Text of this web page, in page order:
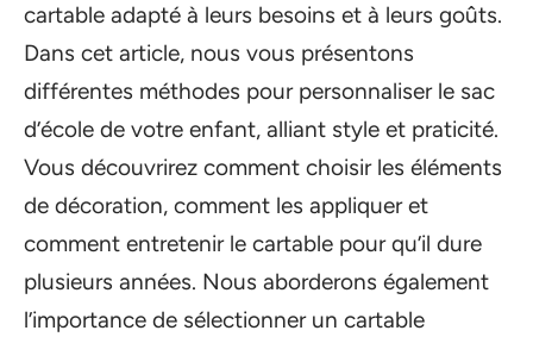
cartable adapté à leurs besoins et à leurs goûts.
Dans cet article, nous vous présentons
différentes méthodes pour personnaliser le sac
d’école de votre enfant, alliant style et praticité.
Vous découvrirez comment choisir les éléments
de décoration, comment les appliquer et
comment entretenir le cartable pour qu’il dure
plusieurs années. Nous aborderons également
l’importance de sélectionner un cartable